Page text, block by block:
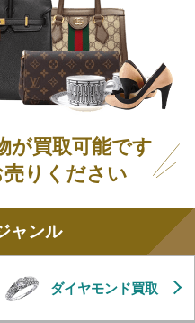
が買取可能です
りください
ャンル
ダイヤモンド買取